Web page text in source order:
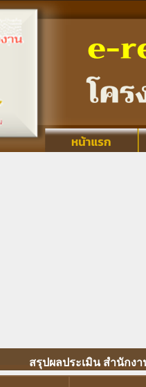
สรุปผลประเมิน สำนักง